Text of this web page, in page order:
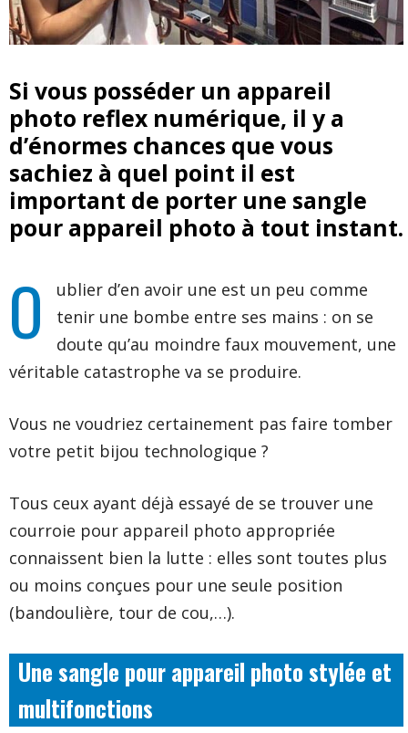
Si vous posséder un appareil
photo reflex numérique, il y a
d’énormes chances que vous
sachiez à quel point il est
important de porter une sangle
pour appareil photo à tout instant.
O
ublier d’en avoir une est un peu comme
tenir une bombe entre ses mains : on se
doute qu’au moindre faux mouvement, une
véritable catastrophe va se produire.
Vous ne voudriez certainement pas faire tomber
votre petit bijou technologique ?
Tous ceux ayant déjà essayé de se trouver une
courroie pour appareil photo appropriée
connaissent bien la lutte : elles sont toutes plus
ou moins conçues pour une seule position
(bandoulière, tour de cou,…).
Une sangle pour appareil photo stylée et
multifonctions